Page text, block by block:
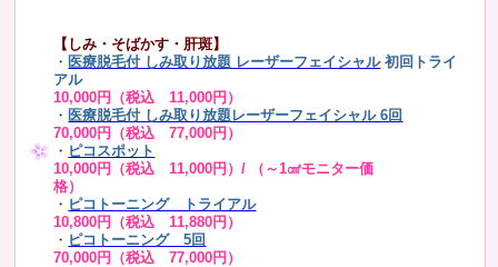
【しみ・そばかす・肝斑】
・ 医療脱毛付 しみ取り放題 レーザーフェイシャル 初回トライ
アル
10,000円（税込 11,000円）
・ 医療脱毛付 しみ取り放題レーザーフェイシャル 6回
70,000円（税込 77,000円）
・ ピコスポット
10,000円（税込 11,000円）/ （～1㎠モニター価
格）
・ ピコトーニング トライアル
10,800円（税込 11,880円）
・ ピコトーニング 5回
70,000円（税込 77,000円）